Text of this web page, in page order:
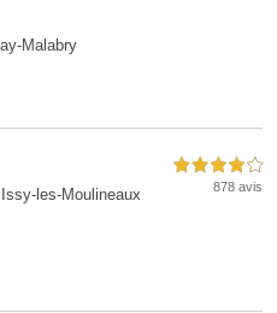
Malabry
les-Moulineaux
4,0 étoiles sur 5
878 avis